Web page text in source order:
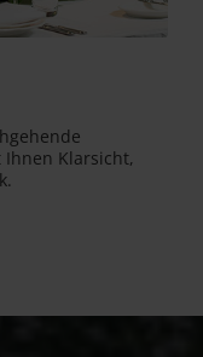
Klarsicht,